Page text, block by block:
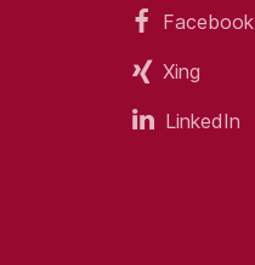
Land- und
erwünscht.
oder
Außeneinsatz – auch zu
Facebook
Xing
LinkedIn